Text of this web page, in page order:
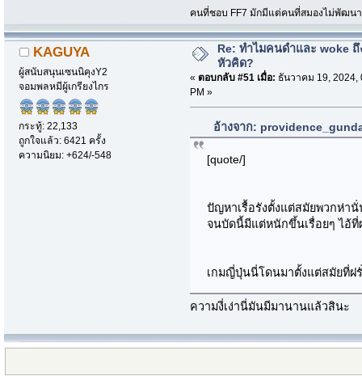
คนที่ชอบ FF7 มักมีแต่คนที่สมองไม่พัฒนา
KAGUYA
ผู้สนับสนุนเซนนิคุงY2
จอมพลหมีผู้เกรียงไกร
กระทู้: 22,133
ถูกใจแล้ว: 6421 ครั้ง
ความนิยม: +624/-548
Re: ทำไมคนดำและ woke ถึ
หัวคิด?
« ตอบกลับ #51 เมื่อ: ธันวาคม 19, 2024,
PM »
อ้างจาก:
[quote/]
ปัญหาเรื้อรังตั้งแต่สมัยพวกห่า
จนบัดนี้มีแต่หนักขึ้นเรื่อยๆ ไอ้
เกมญี่ปุ่นนี่โดนมาตั้งแต่สมัยที่ฝ
ความงี่เง่านี่มันมีมานานแล้วสินะ